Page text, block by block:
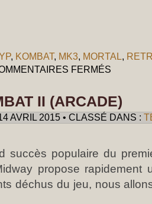
, KOMBAT, MK3, MORTAL,
FERMÉS
II (ARCADE)
AVRIL 2015 • CLASSÉ DANS :
succès populaire du
propose rapidement
déchus du jeu, nous